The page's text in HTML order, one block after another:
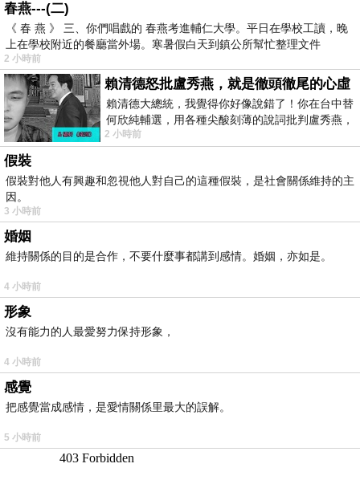
春燕---(二)
《 春 燕 》 三、你們唱戲的 春燕考進輔仁大學。平日在學校工讀，晚
上在學校附近的餐廳當外場。寒暑假白天到鎮公所幫忙整理文件
2 小時前
賴清德怒批盧秀燕，就是徹頭徹尾的心虛
賴清德大總統，我覺得你好像說錯了！你在台中替
何欣純輔選，用各種尖酸刻薄的說詞批判盧秀燕，
罵她施政滿意度輸給陳其邁，甚至還說盧
2 小時前
假裝
假裝對他人有興趣和忽視他人對自己的這種假裝，是社會關係維持的主
因。
3 小時前
婚姻
維持關係的目的是合作，不要什麼事都講到感情。婚姻，亦如是。
4 小時前
形象
沒有能力的人最愛努力保持形象，
4 小時前
感覺
把感覺當成感情，是愛情關係里最大的誤解。
5 小時前